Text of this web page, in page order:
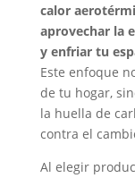
calor
aprovechar la
y enfriar tu
Este enfoque
de tu hogar,
la huella de
contra el
Al elegir